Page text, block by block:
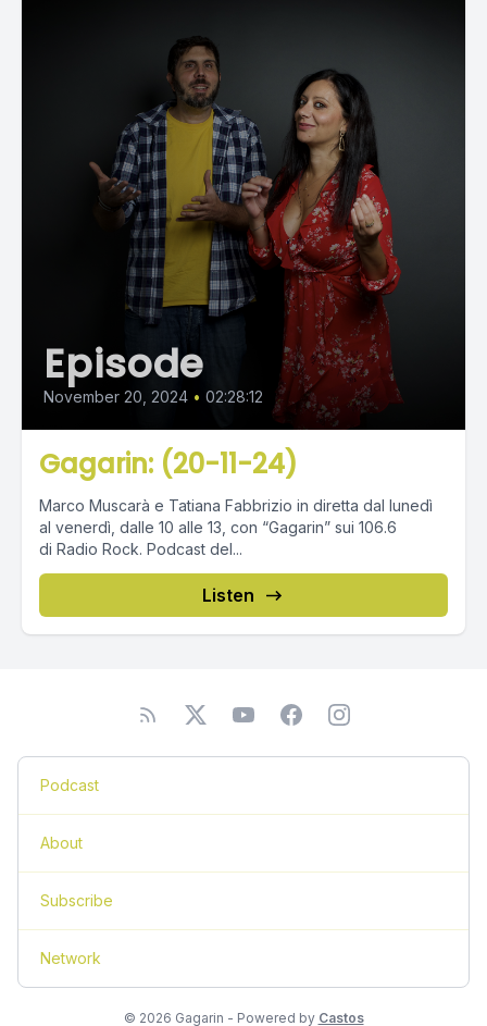
Episode
November 20, 2024 • 02:28:12
Gagarin: (20-11-24)
Marco Muscarà e Tatiana Fabbrizio in diretta dal lunedì
al venerdì, dalle 10 alle 13, con “Gagarin” sui 106.6
di Radio Rock. Podcast del...
Listen
Podcast
About
Subscribe
Network
© 2026 Gagarin - Powered by Castos